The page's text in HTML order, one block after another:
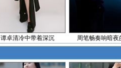
谭卓清冷中带着深沉 周笔畅奏响暗夜